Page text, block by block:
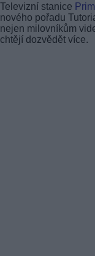
Televizní stanice
nového pořadu
nejen milovníkům
chtějí dozvědět více.